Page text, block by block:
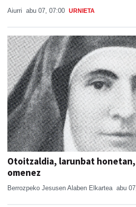
Aiurri abu 07, 07:00 URNIETA
Otoitzaldia, larunbat honetan,
omenez
Berrozpeko Jesusen Alaben Elkartea abu